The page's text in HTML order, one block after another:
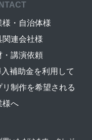
様・自治体様
関連会社様
・講演依頼
入補助金を利用して
リ制作を希望される
様へ